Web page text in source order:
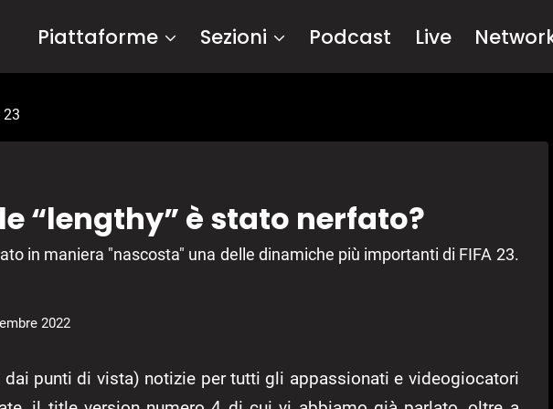
Piattaforme Sezioni Podcast Live
“lengthy” è stato nerfato?
in maniera "nascosta" una delle dinamiche più importanti di FIFA 23.
2022
dai punti di vista) notizie per tutti gli appassionati e videogiocatori